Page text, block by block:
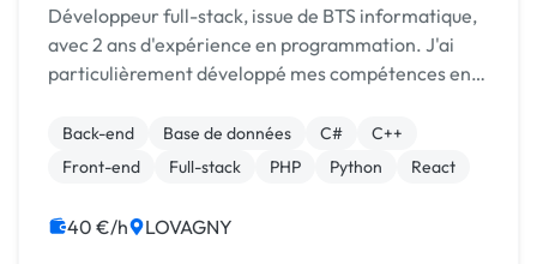
Développeur full-stack, issue de BTS informatique,
avec 2 ans d'expérience en programmation. J'ai
particulièrement développé mes compétences en
comme le site [URL MASQUÉE] Vous pouvez me
contacter...
Back-end Base de données C#
C++
Front-end
Full-stack PHP Python React
40 €/h LOVAGNY